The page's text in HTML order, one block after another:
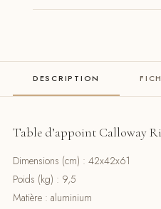
DESCRIPTION
Table d’appoint Calloway
Dimensions (cm) : 42x42x61
Poids (kg) : 9,5
Matière : aluminium